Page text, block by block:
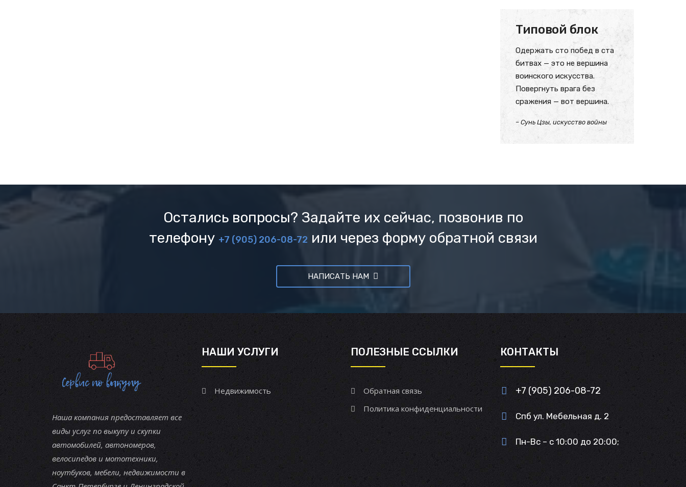
Типовой блок
Одержать сто побед в ста
битвах — это не вершина
воинского искусства.
Повергнуть врага без
сражения — вот вершина.
– Сунь Цзы, искусство войны
Остались вопросы? Задайте их сейчас, позвонив по
телефону +7 (905) 206-08-72 или через форму обратной связи
НАПИСАТЬ НАМ
Наша компания предоставляет все
виды услуг по выкупу и скупки
автомобилей, автономеров,
велосипедов и мототехники,
ноутбуков, мебели, недвижимости в
НАШИ УСЛУГИ
Недвижимость
ПОЛЕЗНЫЕ ССЫЛКИ
Обратная связь
Политика конфиденциальности
КОНТАКТЫ
+7 (905) 206-08-72
Спб ул. Мебельная д. 2
Пн-Вс – с 10:00 до 20:00;